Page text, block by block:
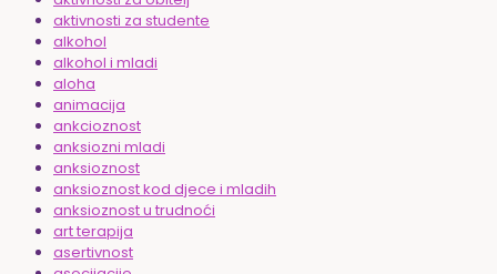
aktivnosti za studente
alkohol
alkohol i mladi
aloha
animacija
ankcioznost
anksiozni mladi
anksioznost
anksioznost kod djece i mladih
anksioznost u trudnoći
art terapija
asertivnost